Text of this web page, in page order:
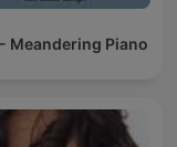
Meandering Piano